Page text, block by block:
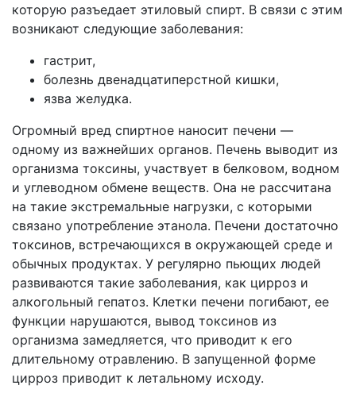
которую разъедает этиловый спирт. В связи с этим
возникают следующие заболевания:
гастрит,
болезнь двенадцатиперстной кишки,
язва желудка.
Огромный вред спиртное наносит печени —
одному из важнейших органов. Печень выводит из
организма токсины, участвует в белковом, водном
и углеводном обмене веществ. Она не рассчитана
на такие экстремальные нагрузки, с которыми
связано употребление этанола. Печени достаточно
токсинов, встречающихся в окружающей среде и
обычных продуктах. У регулярно пьющих людей
развиваются такие заболевания, как цирроз и
алкогольный гепатоз. Клетки печени погибают, ее
функции нарушаются, вывод токсинов из
организма замедляется, что приводит к его
длительному отравлению. В запущенной форме
цирроз приводит к летальному исходу.